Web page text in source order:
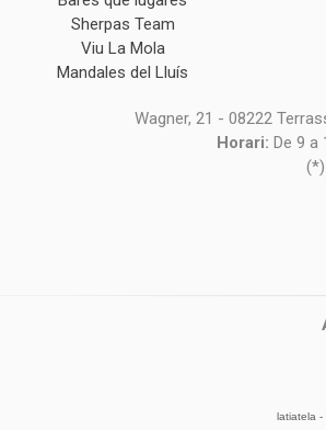
Sherpas Team
Viu La Mola
Mandales del Lluís
Wagner, 21 - 08222
Horari: De 9 a
latiatela -